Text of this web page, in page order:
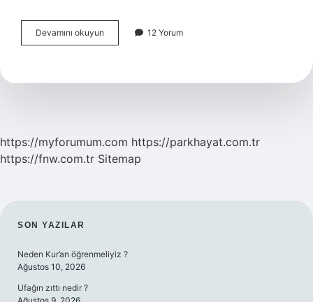
Devamını okuyun Bumerang
Modu
12 Yorum
https://myforumum.com https://parkhayat.com.tr
https://fnw.com.tr Sitemap
SIDEBAR
SON YAZILAR
Neden Kur’an öğrenmeliyiz ?
Ağustos 10, 2026
Ufağın zıttı nedir ?